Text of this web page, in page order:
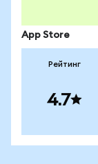
App Store
Рейтинг
4.7